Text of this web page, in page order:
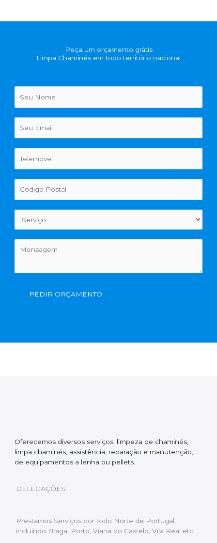
Peça um orçamento grátis
Limpa Chaminés em todo território nacional
PEDIR ORÇAMENTO
Oferecemos diversos serviços: limpeza de chaminés,
limpa chaminés, assistência, reparação e manutenção,
de equipamentos a lenha ou pellets.
DELEGAÇÕES
Prestamos Serviços por todo Norte de Portugal,
incluindo Braga, Porto, Viana do Castelo, Vila Real etc…